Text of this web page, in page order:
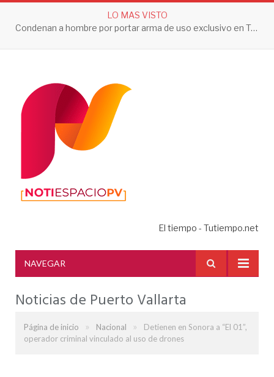
LO MAS VISTO
Condenan a hombre por portar arma de uso exclusivo en Tepic
El tiempo - Tutiempo.net
NAVEGAR
Noticias de Puerto Vallarta
Página de inicio » Nacional »
Detienen en Sonora a “El 01”,
operador criminal vinculado al uso de drones